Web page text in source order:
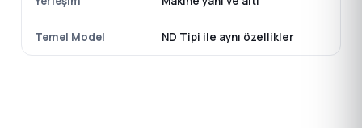
Temel Model ND Tipi ile aynı özellikler